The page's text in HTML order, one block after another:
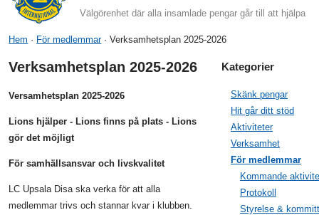
Välgörenhet där alla insamlade pengar går till att hjälpa
Hem · För medlemmar· Verksamhetsplan 2025-2026
Verksamhetsplan 2025-2026
Versamhetsplan 2025-2026
Lions hjälper - Lions finns på plats - Lions
gör det möjligt
För samhällsansvar och livskvalitet
LC Upsala Disa ska verka för att alla
medlemmar trivs och stannar kvar i klubben.
Kategorier
Skänk pengar
Hit går ditt stöd
Aktiviteter
Verksamhet
För medlemmar
Kommande
Protokoll
Styrelse &